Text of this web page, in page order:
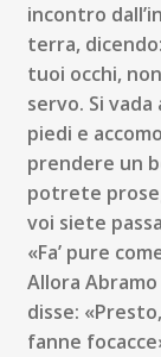
incontro
terra,
tuoi occhi,
servo. Si vada
piedi e
prendere un
potrete
voi siete
«Fa’ pure
Allora
disse: «Presto,
fanne